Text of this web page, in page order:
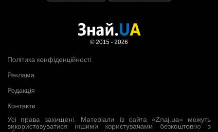
Усі права захищені. Матеріали із сайта «Znaj.ua» можуть
використовуватися іншими користувачами безкоштовно з
Політика конфіденційності
Реклама
Редакція
Контакти
© 2015 - 2026